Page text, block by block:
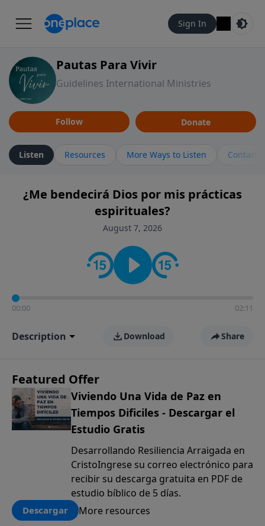
Sign In
Pautas Para Vivir
Guidelines International Ministries
Follow Donate
Listen Resources More Ways to Listen Contact
¿Me bendecirá Dios por mis prácticas
espirituales?
August 7, 2026
00:00 02:11
Description Download Share
Featured Offer
Viviendo Una Vida de Paz en
Tiempos Dificiles - Descargar el
Estudio Gratis
Desarrollando Resiliencia Arraigada en
CristoIngrese su correo electrónico para
recibir su descarga gratuita en PDF de
estudio bíblico de 5 días.
Descargar More resources